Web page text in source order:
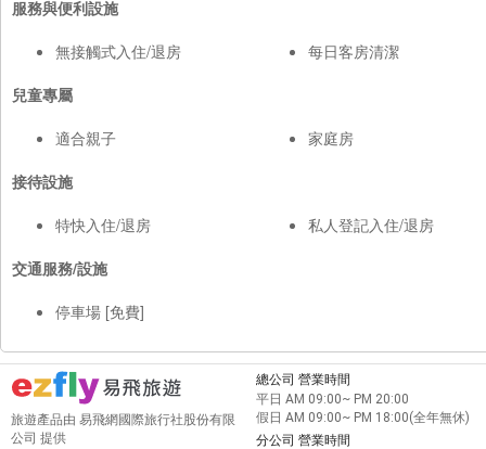
服務與便利設施
無接觸式入住/退房
每日客房清潔
兒童專屬
適合親子
家庭房
接待設施
特快入住/退房
私人登記入住/退房
交通服務/設施
停車場 [免費]